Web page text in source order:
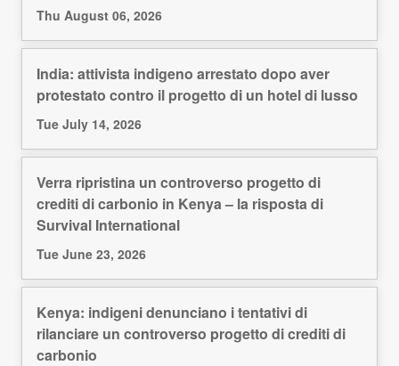
Thu August 06, 2026
India: attivista indigeno arrestato dopo aver
protestato contro il progetto di un hotel di lusso
Tue July 14, 2026
Verra ripristina un controverso progetto di
crediti di carbonio in Kenya – la risposta di
Survival International
Tue June 23, 2026
Kenya: indigeni denunciano i tentativi di
rilanciare un controverso progetto di crediti di
carbonio